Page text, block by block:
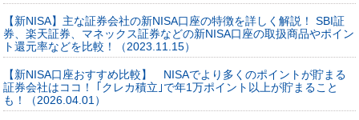
【新NISA】主な証券会社の新NISA口座の特徴を詳しく解説！ SBI証
券、楽天証券、マネックス証券などの新NISA口座の取扱商品やポイン
ト還元率などを比較！（2023.11.15）
【新NISA口座おすすめ比較】 NISAでより多くのポイントが貯まる
証券会社はココ！ ｢クレカ積立｣で年1万ポイント以上が貯まること
も！（2026.04.01）